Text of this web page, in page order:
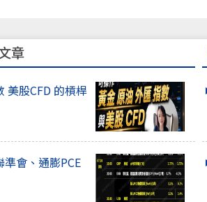
章
美股CFD 的槓桿
會、通膨PCE